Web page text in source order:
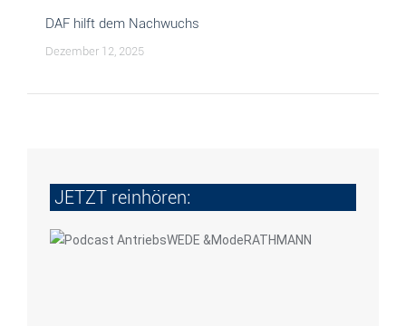
DAF hilft dem Nachwuchs
Dezember 12, 2025
JETZT reinhören: